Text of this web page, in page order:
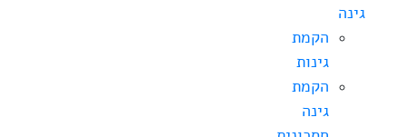
גינה
הקמת
גינות
הקמת
גינה